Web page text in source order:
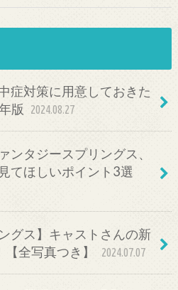
症対策に用意しておきた
版
2024.08.27
ンタジースプリングス、
てほしいポイント3選
グス】キャストさんの新
全写真つき】
2024.07.07